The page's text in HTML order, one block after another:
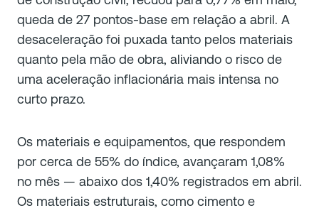
queda de 27 pontos-base em relação a abril. A
desaceleração foi puxada tanto pelos materiais
quanto pela mão de obra, aliviando o risco de
uma aceleração inflacionária mais intensa no
curto prazo.
Os materiais e equipamentos, que respondem
por cerca de 55% do índice, avançaram 1,08%
no mês — abaixo dos 1,40% registrados em abril.
Os materiais estruturais, como cimento e